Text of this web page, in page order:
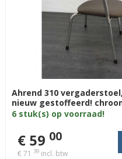
Ahrend 310
nieuw gestoffeerd!
6 stuk(s) op voorraad!
€ 59 00
€ 71 39 incl. btw